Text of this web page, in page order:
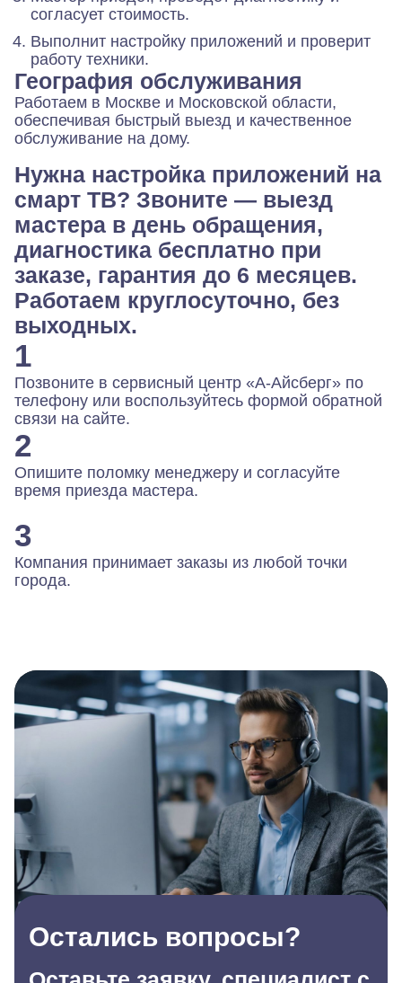
согласует стоимость.
Выполнит настройку приложений и проверит
работу техники.
География обслуживания
Работаем в Москве и Московской области,
обеспечивая быстрый выезд и качественное
обслуживание на дому.
Нужна настройка приложений на
смарт ТВ? Звоните — выезд
мастера в день обращения,
диагностика бесплатно при
заказе, гарантия до 6 месяцев.
Работаем круглосуточно, без
выходных.
1
Позвоните в сервисный центр «А-Айсберг» по
телефону или воспользуйтесь формой обратной
связи на сайте.
2
Опишите поломку менеджеру и согласуйте
время приезда мастера.
3
Компания принимает заказы из любой точки
города.
Остались вопросы?